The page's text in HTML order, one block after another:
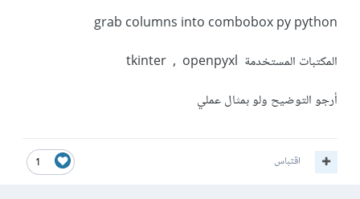
grab columns into combobox py python
المكتبات المستخدمة tkinter , openpyxl
أرجو التوضيح ولو بمثال عملي
1 اقتباس